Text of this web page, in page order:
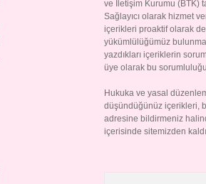
ve İletişim Kurumu (BTK)
Sağlayıcı olarak hizmet
içerikleri proaktif olarak
yükümlülüğümüz
yazdıkları içeriklerin
üye olarak bu
Hukuka ve yasal
düşündüğünüz içerikleri,
adresine bildirmeniz
içerisinde sitemizden